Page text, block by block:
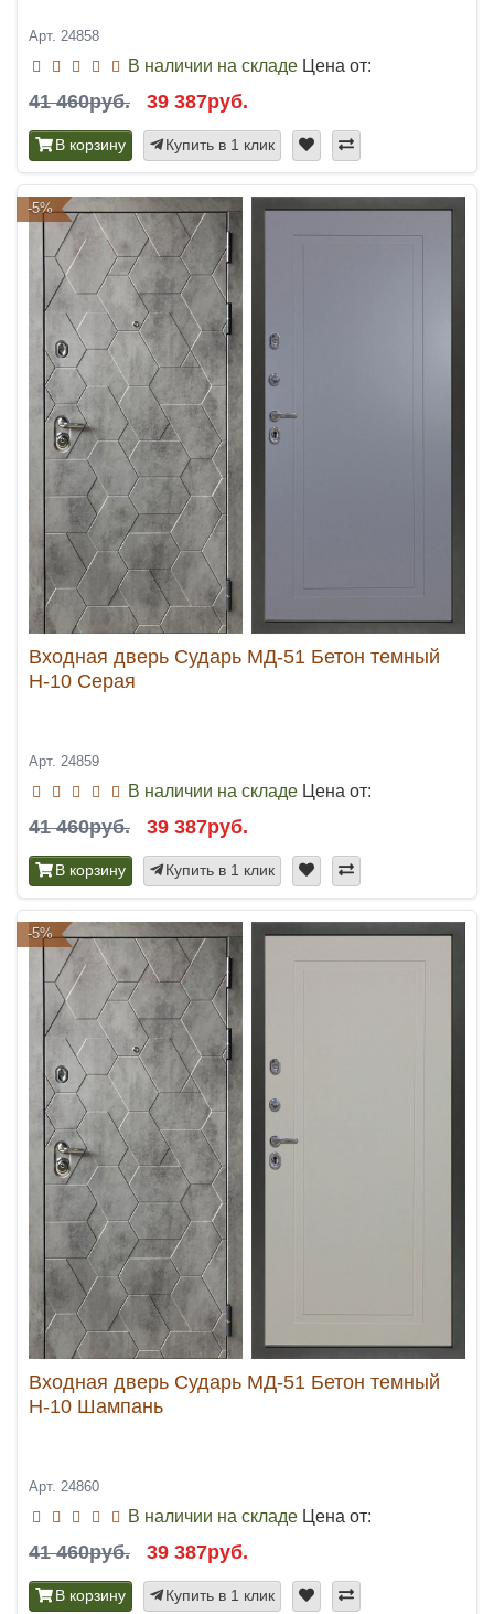
Арт. 24858
В наличии на складе Цена от:
41 460руб. 39 387руб.
В корзину Купить в 1 клик
-5%
Входная дверь Сударь МД-51 Бетон темный
Н-10 Серая
Арт. 24859
В наличии на складе Цена от:
41 460руб. 39 387руб.
В корзину Купить в 1 клик
-5%
Входная дверь Сударь МД-51 Бетон темный
Н-10 Шампань
Арт. 24860
В наличии на складе Цена от:
41 460руб. 39 387руб.
В корзину Купить в 1 клик